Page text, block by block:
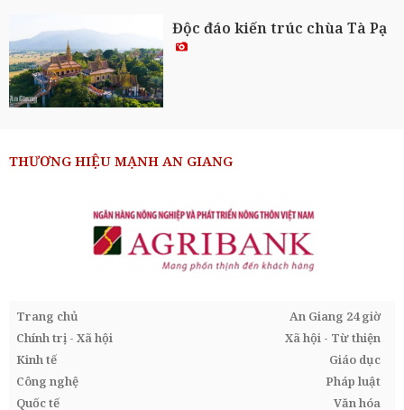
Độc đáo kiến trúc chùa Tà Pạ
THƯƠNG HIỆU MẠNH AN GIANG
Trang chủ
An Giang 24 giờ
Chính trị - Xã hội
Xã hội - Từ thiện
Kinh tế
Giáo dục
Công nghệ
Pháp luật
Quốc tế
Văn hóa